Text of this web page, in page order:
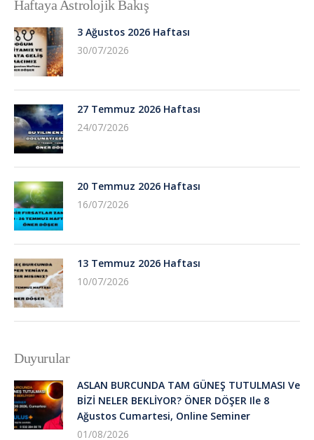
Haftaya Astrolojik Bakış
3 Ağustos 2026 Haftası
30/07/2026
27 Temmuz 2026 Haftası
24/07/2026
20 Temmuz 2026 Haftası
16/07/2026
13 Temmuz 2026 Haftası
10/07/2026
Duyurular
ASLAN BURCUNDA TAM GÜNEŞ TUTULMASI Ve
BİZİ NELER BEKLİYOR? ÖNER DÖŞER Ile 8
Ağustos Cumartesi, Online Seminer
01/08/2026